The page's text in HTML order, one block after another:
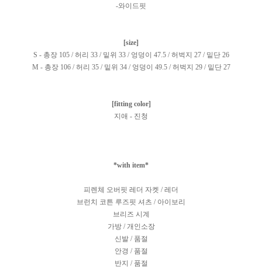
-와이드핏
[size]
S - 총장 105 / 허리 33 / 밑위 33 / 엉덩이 47.5 / 허벅지 27 / 밑단 26
M - 총장 106 / 허리 35 / 밑위 34 / 엉덩이 49.5 / 허벅지 29 / 밑단 27
[fitting color]
지애 - 진청
*with item*
피렌체 오버핏 레더 자켓 / 레더
브런치 코튼 루즈핏 셔츠 / 아이보리
브리즈 시계
가방 / 개인소장
신발 / 품절
안경 / 품절
반지 / 품절